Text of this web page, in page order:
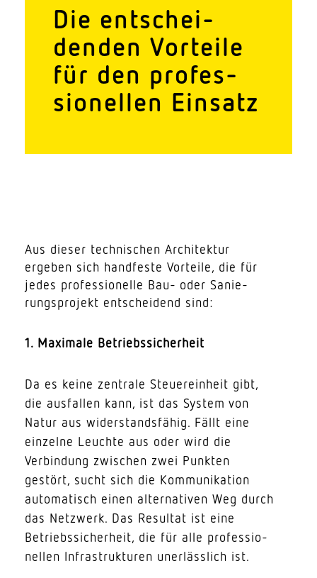
Die entschei­
denden Vorteile
für den profes­
sio­nellen Einsatz
Aus dieser tech­ni­schen Archi­tektur
ergeben sich hand­feste Vorteile, die für
jedes profes­sio­nelle Bau- oder Sanie­
rungs­projekt entscheidend sind:
1. Maximale Betriebssicherheit
Da es keine zentrale Steu­er­einheit gibt,
die ausfallen kann, ist das System von
Natur aus wider­stands­fähig. Fällt eine
einzelne Leuchte aus oder wird die
Verbindung zwischen zwei Punkten
gestört, sucht sich die Kommu­ni­kation
auto­ma­tisch einen alter­na­tiven Weg durch
das Netzwerk. Das Resultat ist eine
Betriebs­si­cherheit, die für alle profes­sio­
nellen Infra­struk­turen uner­lässlich ist.